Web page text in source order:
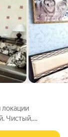
локации
Чистый,